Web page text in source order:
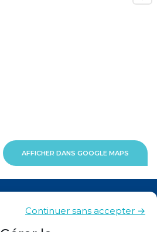
Continuer sans accepter →
AFFICHER DANS GOOGLE MAPS